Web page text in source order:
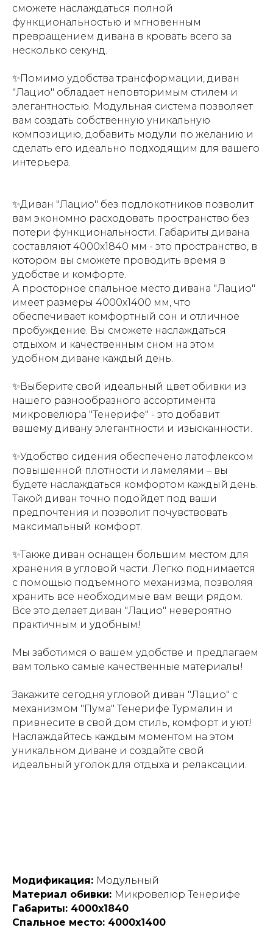
сможете наслаждаться полной
функциональностью и мгновенным
превращением дивана в кровать всего за
несколько секунд.
✨Помимо удобства трансформации, диван
"Лацио" обладает неповторимым стилем и
элегантностью. Модульная система позволяет
вам создать собственную уникальную
композицию, добавить модули по желанию и
сделать его идеально подходящим для вашего
интерьера.
✨Диван "Лацио" без подлокотников позволит
вам экономно расходовать пространство без
потери функциональности. Габариты дивана
составляют 4000х1840 мм - это пространство, в
котором вы сможете проводить время в
удобстве и комфорте.
А просторное спальное место дивана "Лацио"
имеет размеры 4000х1400 мм, что
обеспечивает комфортный сон и отличное
пробуждение. Вы сможете наслаждаться
отдыхом и качественным сном на этом
удобном диване каждый день.
✨Выберите свой идеальный цвет обивки из
нашего разнообразного ассортимента
микровелюра "Тенерифе" - это добавит
вашему дивану элегантности и изысканности.
✨Удобство сидения обеспечено латофлексом
повышенной плотности и ламелями – вы
будете наслаждаться комфортом каждый день.
Такой диван точно подойдет под ваши
предпочтения и позволит почувствовать
максимальный комфорт.
✨Также диван оснащен большим местом для
хранения в угловой части. Легко поднимается
с помощью подъемного механизма, позволяя
хранить все необходимые вам вещи рядом.
Все это делает диван "Лацио" невероятно
практичным и удобным!
Мы заботимся о вашем удобстве и предлагаем
вам только самые качественные материалы!
Закажите сегодня угловой диван "Лацио" с
механизмом "Пума" Тенерифе Турмалин и
привнесите в свой дом стиль, комфорт и уют!
Наслаждайтесь каждым моментом на этом
уникальном диване и создайте свой
идеальный уголок для отдыха и релаксации.
Модификация: Модульный
Материал обивки: Микровелюр Тенерифе
Габариты: 4000х1840
Спальное место: 4000х1400